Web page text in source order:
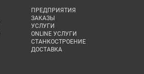
ПРЕДПРИЯТИЯ
ЗАКАЗЫ
УСЛУГИ
ONLINE УСЛУГИ
СТАНКОСТРОЕНИЕ
ДОСТАВКА